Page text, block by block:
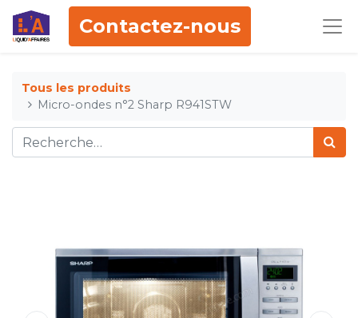
Contactez-nous
Tous les produits
Micro-ondes n°2 Sharp R941STW